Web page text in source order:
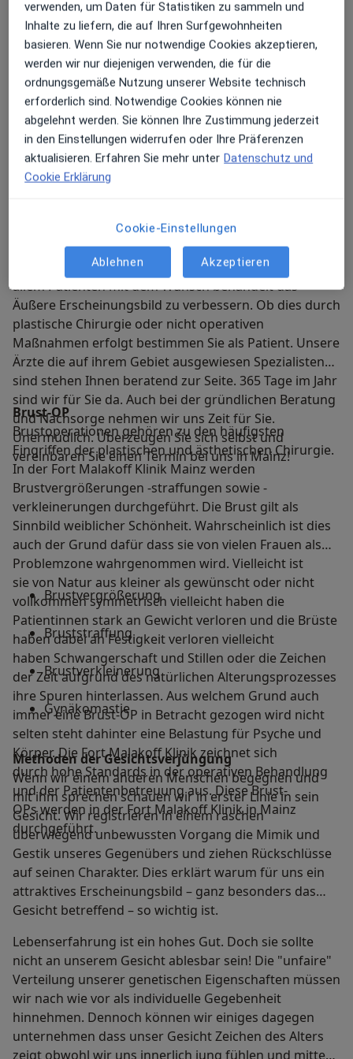
Defektdeckung)
Operationen der Hand (u.a. Behandlung des M.
Dupuytren Karpaltunnelsyndrom schnellender
Finger)
Behandlungen im Gesicht
(Faltenunterspritzung mit Hyaluronsäure und
Botox Hautregeneration Hautverjüngung
Thermage. Laserbehandlungen​​​​​​​)
Behandlungen am Körper (Laserbehandlungen
Besenreiser Pigmentstörungen etc.
Tätowierungen und zur dauerhaften
Handverjüngung durch Unterspritzung
Sie wollen sich besser fühlen selbstbewusster und
attraktiver? In der Fort Malakoff Klinik werden vor
allem Patienten mit dem Wunsch behandelt das
Äußere Erscheinungsbild zu verbessern. Ob dies durch
plastische Chirurgie oder nicht operativen
Maßnahmen erfolgt bestimmen Sie als Patient. Unsere
Ärzte die auf ihrem Gebiet ausgewiesen Spezialisten
sind stehen Ihnen beratend zur Seite. 365 Tage im Jahr
sind wir für Sie da. Auch bei der gründlichen Beratung
und Nachsorge nehmen wir uns Zeit für Sie.
Unermüdlich. Überzeugen Sie sich selbst und
vereinbaren Sie einen Termin bei uns in Mainz!
Brust-OP
Brustoperationen gehören zu den häufigsten
Eingriffen der plastischen und ästhetischen Chirurgie.
In der Fort Malakoff Klinik Mainz werden
Brustvergrößerungen -straffungen sowie -
verkleinerungen durchgeführt. Die Brust gilt als
Sinnbild weiblicher Schönheit. Wahrscheinlich ist dies
auch der Grund dafür dass sie von vielen Frauen als
Problemzone wahrgenommen wird. Vielleicht ist
sie von Natur aus kleiner als gewünscht oder nicht
vollkommen symmetrisch vielleicht haben die
Patientinnen stark an Gewicht verloren und die Brüste
haben dabei an Festigkeit verloren vielleicht
haben Schwangerschaft und Stillen oder die Zeichen
der Zeit aufgrund des natürlichen Alterungsprozesses
ihre Spuren hinterlassen. Aus welchem Grund auch
immer eine Brust-OP in Betracht gezogen wird nicht
selten steht dahinter eine Belastung für Psyche und
Körper. Die Fort Malakoff Klinik zeichnet sich
durch hohe Standards in der operativen Behandlung
und der Patientenbetreuung aus. Diese Brust-
OPs werden in der Fort Malakoff Klinik in Mainz
durchgeführt.
Brustvergrößerung
Bruststraffung
Brustverkleinerung
Gynäkomastie
Methoden der Gesichtsverjüngung
Wenn wir einem anderen Menschen begegnen und
mit ihm sprechen schauen wir in erster Linie in sein
Gesicht. Wir registrieren in einem raschen
überwiegend unbewussten Vorgang die Mimik und
Gestik unseres Gegenübers und ziehen Rückschlüsse
auf seinen Charakter. Dies erklärt warum für uns ein
attraktives Erscheinungsbild – ganz besonders das
Gesicht betreffend – so wichtig ist.
Lebenserfahrung ist ein hohes Gut. Doch sie sollte
nicht an unserem Gesicht ablesbar sein! Die "unfaire"
Verteilung unserer genetischen Eigenschaften müssen
wir nach wie vor als individuelle Gegebenheit
hinnehmen. Dennoch können wir einiges dagegen
unternehmen dass unser Gesicht Zeichen des Alters
zeigt obwohl wir uns innerlich jung fühlen und mitten
verwenden, um Daten für Statistiken zu sammeln und
Inhalte zu liefern, die auf Ihren Surfgewohnheiten
basieren. Wenn Sie nur notwendige Cookies akzeptieren,
werden wir nur diejenigen verwenden, die für die
ordnungsgemäße Nutzung unserer Website technisch
erforderlich sind. Notwendige Cookies können nie
abgelehnt werden. Sie können Ihre Zustimmung jederzeit
in den Einstellungen widerrufen oder Ihre Präferenzen
aktualisieren. Erfahren Sie mehr unter Datenschutz und
Cookie Erklärung
Cookie-Einstellungen
Ablehnen Akzeptieren